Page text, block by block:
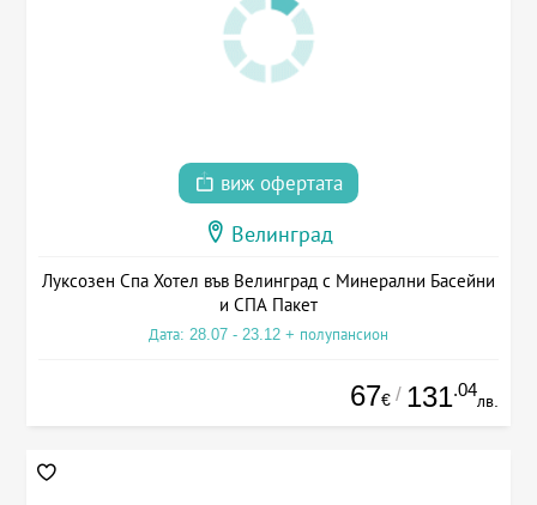
виж офертата
Велинград
Луксозен Спа Хотел във Велинград с Минерални Басейни
и СПА Пакет
Дата: 28.07 - 23.12 + полупансион
67€ / 131.04
лв.